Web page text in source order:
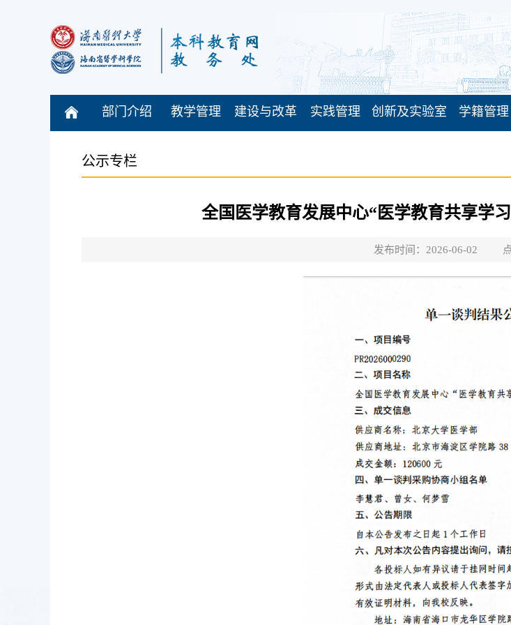
部门介绍 教学管理 建设与改革 实践管理 创新及实验室 学籍管理
公示专栏
全国医学教育发展中心“医学教育共享学
发布时间：2026-06-02